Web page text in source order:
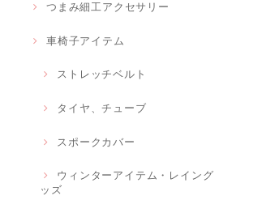
つまみ細工アクセサリー
車椅子アイテム
ストレッチベルト
タイヤ、チューブ
スポークカバー
ウィンターアイテム・レイング
ッズ